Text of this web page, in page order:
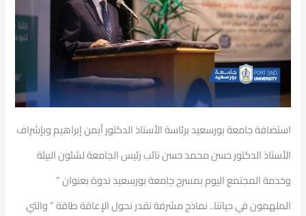
استضافة جامعة بورسعيد برئاسة الأستاذ الدكتور أيمن إبراهيم وبإشراف
الأستاذ الدكتور حسن محمد حسن نائب رئيس الجامعة لشئون البيئة
وخدمة المجتمع اليوم بمسرح جامعة بورسعيد ندوة بعنوان ”
الملهمون في حياتنا.. نماذج مشرفة نقدر نحول الإعاقة طاقة ” والتي